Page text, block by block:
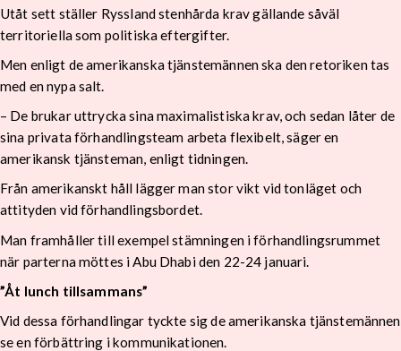
Utåt sett ställer Ryssland stenhårda krav gällande såväl
territoriella som politiska eftergifter.
Men enligt de amerikanska tjänstemännen ska den retoriken tas
med en nypa salt.
– De brukar uttrycka sina maximalistiska krav, och sedan låter de
sina privata förhandlingsteam arbeta flexibelt, säger en
amerikansk tjänsteman, enligt tidningen.
Från amerikanskt håll lägger man stor vikt vid tonläget och
attityden vid förhandlingsbordet.
Man framhåller till exempel stämningen i förhandlingsrummet
när parterna möttes i Abu Dhabi den 22-24 januari.
”Åt lunch tillsammans”
Vid dessa förhandlingar tyckte sig de amerikanska tjänstemännen
se en förbättring i kommunikationen.